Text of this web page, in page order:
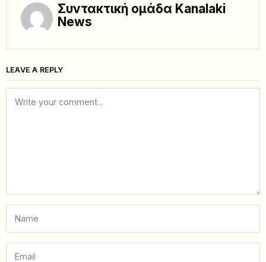
Συντακτική ομάδα Kanalaki
News
LEAVE A REPLY